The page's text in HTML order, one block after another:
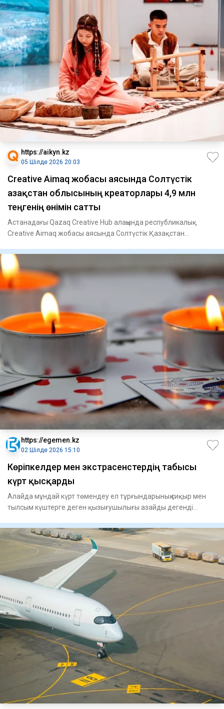
https://aikyn.kz
05 Шілде 2026 20:03
Creative Aimaq жобасы аясында Солтүстік
Қазақстан облысының креаторлары 4,9 млн
теңгенің өнімін сатты
Астанадағы Qazaq Creative Hub алаңында республикалық
Creative Aimaq жобасы аясында Солтүстік Қазақстан
https://egemen.kz
02 Шілде 2026 15:10
Көріпкелдер мен экстрасенстердің табысы
күрт қысқарды
Алайда мұндай күрт төмендеу ел тұрғындарының сиқыр мен
тылсым күштерге деген қызығушылығы азайды дегенді